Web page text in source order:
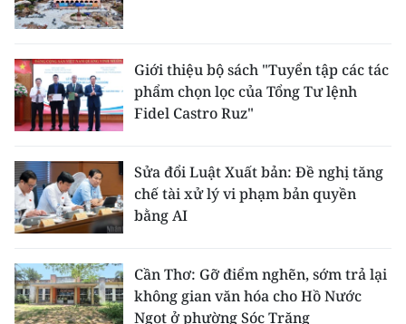
Giới thiệu bộ sách "Tuyển tập các tác
phẩm chọn lọc của Tổng Tư lệnh
Fidel Castro Ruz"
Sửa đổi Luật Xuất bản: Đề nghị tăng
chế tài xử lý vi phạm bản quyền
bằng AI
Cần Thơ: Gỡ điểm nghẽn, sớm trả lại
không gian văn hóa cho Hồ Nước
Ngọt ở phường Sóc Trăng